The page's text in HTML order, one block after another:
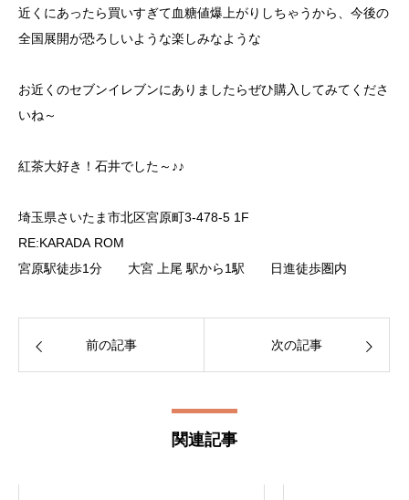
近くにあったら買いすぎて血糖値爆上がりしちゃうから、今後の
全国展開が恐ろしいような楽しみなような
お近くのセブンイレブンにありましたらぜひ購入してみてくださ
いね～
紅茶大好き！石井でした～♪♪
埼玉県さいたま市北区宮原町3-478-5 1F
RE:KARADA ROM
宮原駅徒歩1分 大宮 上尾 駅から1駅 日進徒歩圏内
前の記事 次の記事
関連記事